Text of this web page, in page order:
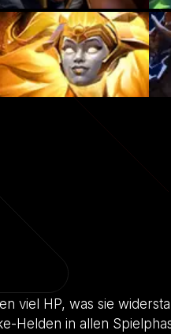
viel HP, was sie
Helden in allen